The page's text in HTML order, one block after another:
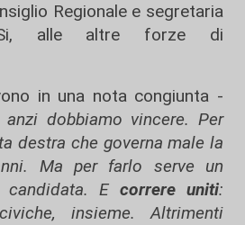
Regionale e segretaria
Si, alle altre forze di
in una nota congiunta -
anzi dobbiamo vincere. Per
destra che governa male la
Ma per farlo serve un
E correre uniti:
insieme. Altrimenti